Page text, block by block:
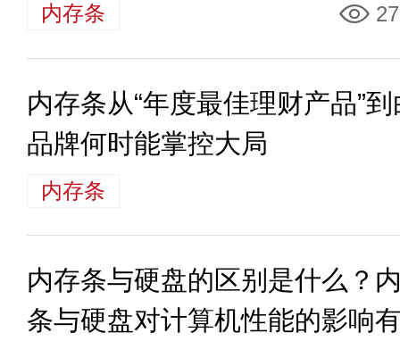
内存条
内存条从“年度最佳理财产品”
品牌何时能掌控大局
内存条
内存条与硬盘的区别是什么？
条与硬盘对计算机性能的影响